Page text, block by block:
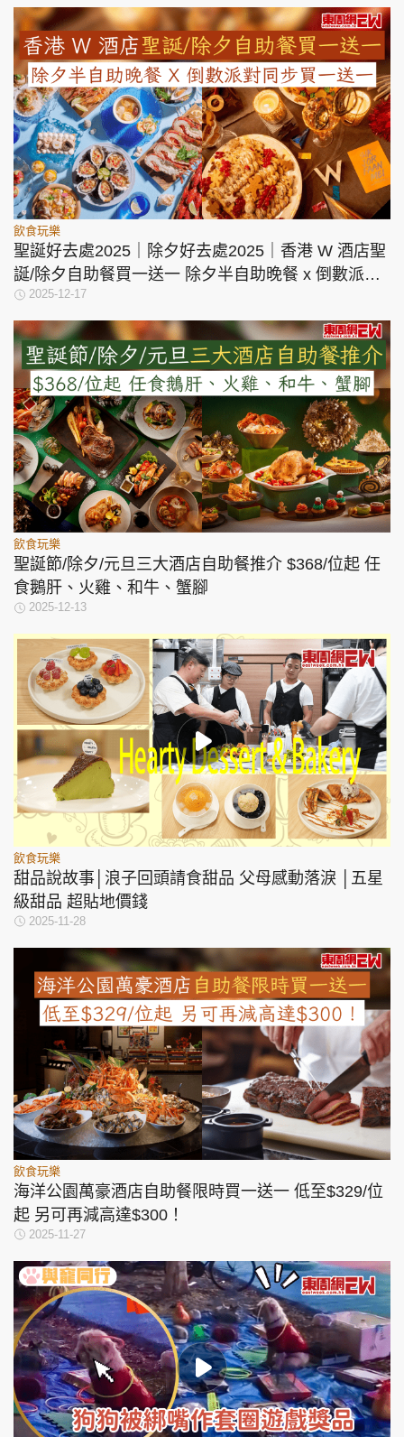
飲食玩樂
聖誕好去處2025｜除夕好去處2025｜香港 W 酒店聖
誕/除夕自助餐買一送一 除夕半自助晚餐 x 倒數派對
同步買一送一
2025-12-17
飲食玩樂
聖誕節/除夕/元旦三大酒店自助餐推介 $368/位起 任
食鵝肝、火雞、和牛、蟹腳
2025-12-13
飲食玩樂
甜品說故事│浪子回頭請食甜品 父母感動落淚 │五星
級甜品 超貼地價錢
2025-11-28
飲食玩樂
海洋公園萬豪酒店自助餐限時買一送一 低至$329/位
起 另可再減高達$300！
2025-11-27